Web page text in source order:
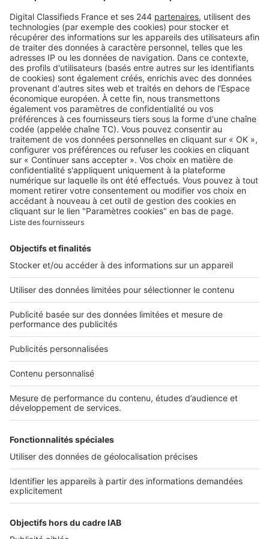
Retrouvez-nous sur …
A propos
Qui sommes-nous ?
Contacter le service client
Nous rejoindre
Presse
Nos applications
Découvrez nos applications
Services pro
Accès client
Informations légales
Politique Générale de Protection des Données